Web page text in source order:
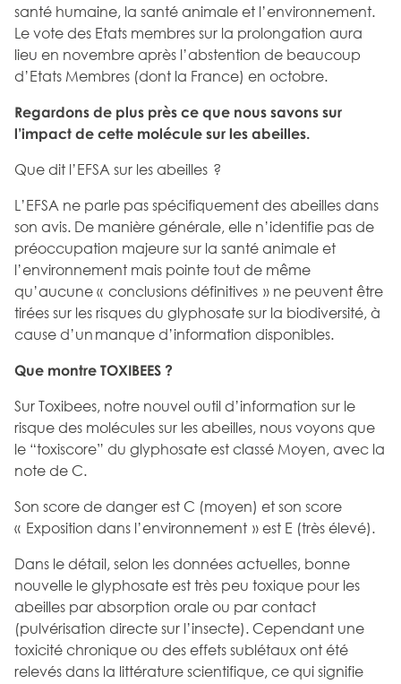
santé humaine, la santé animale et l’environnement.
Le vote des Etats membres sur la prolongation aura
lieu en novembre après l’abstention de beaucoup
d’Etats Membres (dont la France) en octobre.
Regardons de plus près ce que nous savons sur
l’impact de cette molécule sur les abeilles.
Que dit l’EFSA sur les abeilles ?
L’EFSA ne parle pas spécifiquement des abeilles dans
son avis. De manière générale, elle n’identifie pas de
préoccupation majeure sur la santé animale et
l’environnement mais pointe tout de même
qu’aucune « conclusions définitives » ne peuvent être
tirées sur les risques du glyphosate sur la biodiversité, à
cause d’un manque d’information disponibles.
Que montre TOXIBEES ?
Sur Toxibees, notre nouvel outil d’information sur le
risque des molécules sur les abeilles, nous voyons que
le “toxiscore” du glyphosate est classé Moyen, avec la
note de C.
Son score de danger est C (moyen) et son score
« Exposition dans l’environnement » est E (très élevé).
Dans le détail, selon les données actuelles, bonne
nouvelle le glyphosate est très peu toxique pour les
abeilles par absorption orale ou par contact
(pulvérisation directe sur l’insecte). Cependant une
toxicité chronique ou des effets sublétaux ont été
relevés dans la littérature scientifique, ce qui signifie